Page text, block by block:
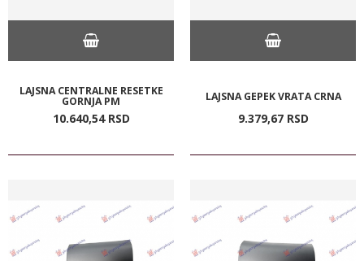
LAJSNA CENTRALNE RESETKE
GORNJA PM
10.640,54 RSD
LAJSNA GEPEK VRATA CRNA
9.379,67 RSD